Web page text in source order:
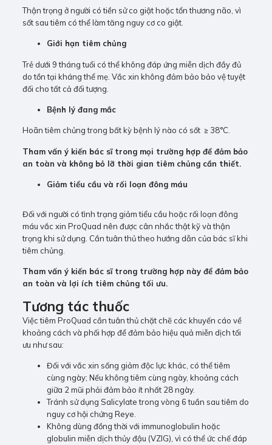
Thận trọng ở người có tiền sử co giật hoặc tổn thương não, vì
sốt sau tiêm có thể làm tăng nguy cơ co giật.
Giới hạn tiêm chủng
Trẻ dưới 9 tháng tuổi có thể không đáp ứng miễn dịch đầy đủ
do tồn tại kháng thể mẹ. Vắc xin không đảm bảo bảo vệ tuyệt
đối cho tất cả đối tượng.
Bệnh lý đang mắc
Hoãn tiêm chủng trong bất kỳ bệnh lý nào có sốt ≥ 38°C.
Tham vấn ý kiến bác sĩ trong mọi trường hợp để đảm bảo
an toàn và không bỏ lỡ thời gian tiêm chủng cần thiết.
Giảm tiểu cầu và rối loạn đông máu
Đối với người có tình trạng giảm tiểu cầu hoặc rối loạn đông
máu vắc xin ProQuad nên được cân nhắc thật kỹ và thận
trọng khi sử dụng. Cần tuân thủ theo hướng dẫn của bác sĩ khi
tiêm chủng.
Tham vấn ý kiến bác sĩ trong trường hợp này để đảm bảo
an toàn và lợi ích tiêm chủng tối ưu.
Tương tác thuốc
Việc tiêm ProQuad cần tuân thủ chặt chẽ các khuyến cáo về
khoảng cách và phối hợp để đảm bảo hiệu quả miễn dịch tối
ưu như sau:
Đối với vắc xin sống giảm độc lực khác, có thể tiêm
cùng ngày; Nếu không tiêm cùng ngày, khoảng cách
giữa 2 mũi phải đảm bảo ít nhất 28 ngày.
Tránh sử dụng Salicylate trong vòng 6 tuần sau tiêm do
nguy cơ hội chứng Reye.
Không dùng đồng thời với immunoglobulin hoặc
globulin miễn dịch thủy đậu (VZIG), vì có thể ức chế đáp